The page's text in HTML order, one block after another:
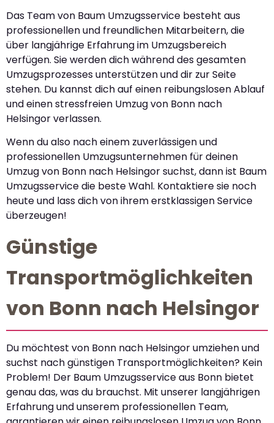
Das Team von Baum Umzugsservice besteht aus
professionellen und freundlichen Mitarbeitern, die
über langjährige Erfahrung im Umzugsbereich
verfügen. Sie werden dich während des gesamten
Umzugsprozesses unterstützen und dir zur Seite
stehen. Du kannst dich auf einen reibungslosen Ablauf
und einen stressfreien Umzug von Bonn nach
Helsingor verlassen.
Wenn du also nach einem zuverlässigen und
professionellen Umzugsunternehmen für deinen
Umzug von Bonn nach Helsingor suchst, dann ist Baum
Umzugsservice die beste Wahl. Kontaktiere sie noch
heute und lass dich von ihrem erstklassigen Service
überzeugen!
Günstige
Transportmöglichkeiten
von Bonn nach Helsingor
Du möchtest von Bonn nach Helsingor umziehen und
suchst nach günstigen Transportmöglichkeiten? Kein
Problem! Der Baum Umzugsservice aus Bonn bietet
genau das, was du brauchst. Mit unserer langjährigen
Erfahrung und unserem professionellen Team,